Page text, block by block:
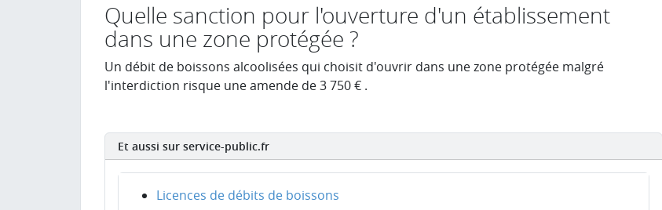
Quelle sanction pour l'ouverture d'un établissement
dans une zone protégée ?
Un débit de boissons alcoolisées qui choisit d'ouvrir dans une zone protégée malgré
l'interdiction risque une amende de3 750 € .
Et aussi sur service-public.fr
Licences de débits de boissons